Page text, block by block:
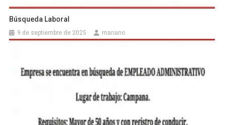
Búsqueda Laboral
9 de septiembre de 2025 mariano